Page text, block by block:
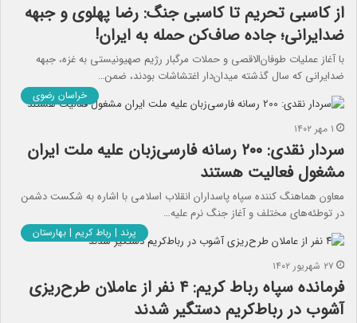
از کاسبی تحریم تا کاسبی جنگ: رضا پهلوی و جبهه
ضدایرانی؛ جاده صاف‌کن حمله به ایران!
با آغاز عملیات طوفان‌‌الاقصی و حملات مرگبار رژیم صهیونیستی به غزه، جبهه
ضدایرانی که سال گذشته میدان‌دار اغتشاشات بودند، ضمن…
خراسان رضوی
۱ مهر ۱۴۰۲
سردار نقدی: ۲۰۰ رسانه فارسی‌زبان علیه ملت ایران
مشغول فعالیت‌ هستند
معاون هماهنگ کننده سپاه پاسداران انقلاب اسلامی با اشاره به شکست دشمن
در توطئه‌های مختلف و آغاز جنگ نرم علیه…
پرند | رباط کریم | بهارستان
۲۷ شهریور ۱۴۰۲
فرمانده سپاه رباط کریم: ۴ نفر از عاملان طرح‌ریزی
آشوب در رباط‌کریم دستگیر شدند